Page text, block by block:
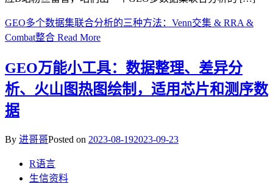
GEO多个数据集联合分析的三种方法：Venn交集 & RRA &
Combat整合 Read More
GEO万能小工具：数据整理、差异分
析、火山图热图绘制，适用芯片和测序数
据
By 进哥哥Posted on 2023-08-192023-09-23
R语言
生信资料